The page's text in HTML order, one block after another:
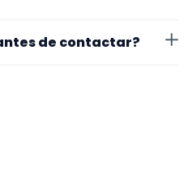
revisa especialidad
de contactar?